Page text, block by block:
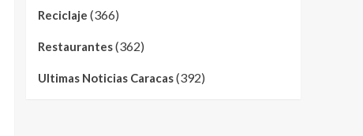
Reciclaje (366)
Restaurantes(362)
Ultimas Noticias Caracas(392)